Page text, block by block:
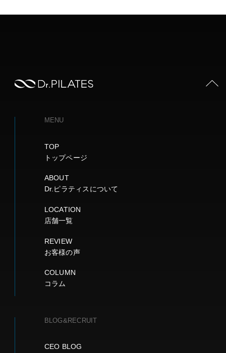
MENU
TOP
トップページ
ABOUT
Dr.ピラティスについて
LOCATION
店舗一覧
REVIEW
お客様の声
COLUMN
コラム
BLOG&RECRUIT
CEO BLOG